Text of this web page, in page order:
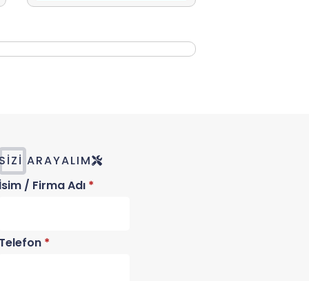
ARAYALIM
/ Firma Adı *
*